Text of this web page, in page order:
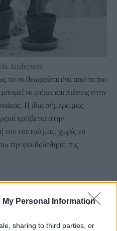
My Personal Information
sharing to third parties, or
Anderson
το να θεωρείσαι ένα από τα πιο
να φέρει και πιέσεις στην
Η ίδια σήμερα μας
κρύβεται στην
του εαυτού μας, χωρίς να
την ψευδαίσθηση της